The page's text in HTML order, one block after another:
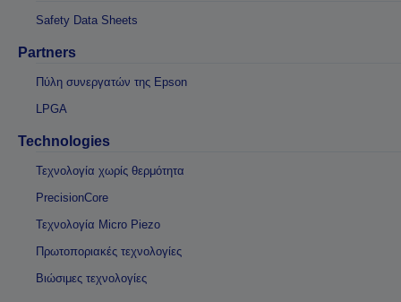
Safety Data Sheets
Partners
Πύλη συνεργατών της Epson
LPGA
Technologies
Τεχνολογία χωρίς θερμότητα
PrecisionCore
Τεχνολογία Micro Piezo
Πρωτοποριακές τεχνολογίες
Βιώσιμες τεχνολογίες